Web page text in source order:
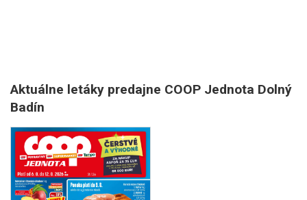
Aktuálne letáky predajne COOP Jednota Dolný
Badín